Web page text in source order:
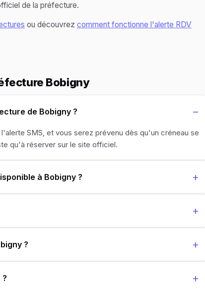
de la préfecture.
ou découvrez comment fonctionne l'alerte RDV
Bobigny
de Bobigny ?
SMS, et vous serez prévenu dès qu'un créneau se
qu'à réserver sur le site officiel.
à Bobigny ?
?